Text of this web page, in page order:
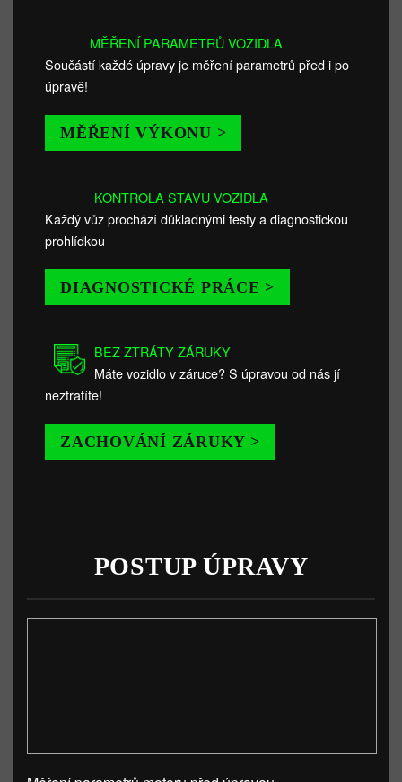
MĚŘENÍ PARAMETRŮ VOZIDLA
Součástí každé úpravy je měření parametrů před i po
úpravě!
MĚŘENÍ VÝKONU >
KONTROLA STAVU VOZIDLA
Každý vůz prochází důkladnými testy a diagnostickou
prohlídkou
DIAGNOSTICKÉ PRÁCE >
BEZ ZTRÁTY ZÁRUKY
Máte vozidlo v záruce? S úpravou od nás jí
neztratíte!
ZACHOVÁNÍ ZÁRUKY >
POSTUP ÚPRAVY